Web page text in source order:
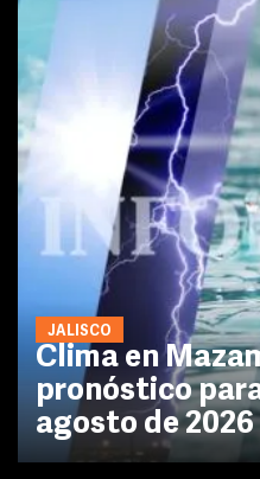
JALISCO
Clima en
pronóstico
agosto de 2026